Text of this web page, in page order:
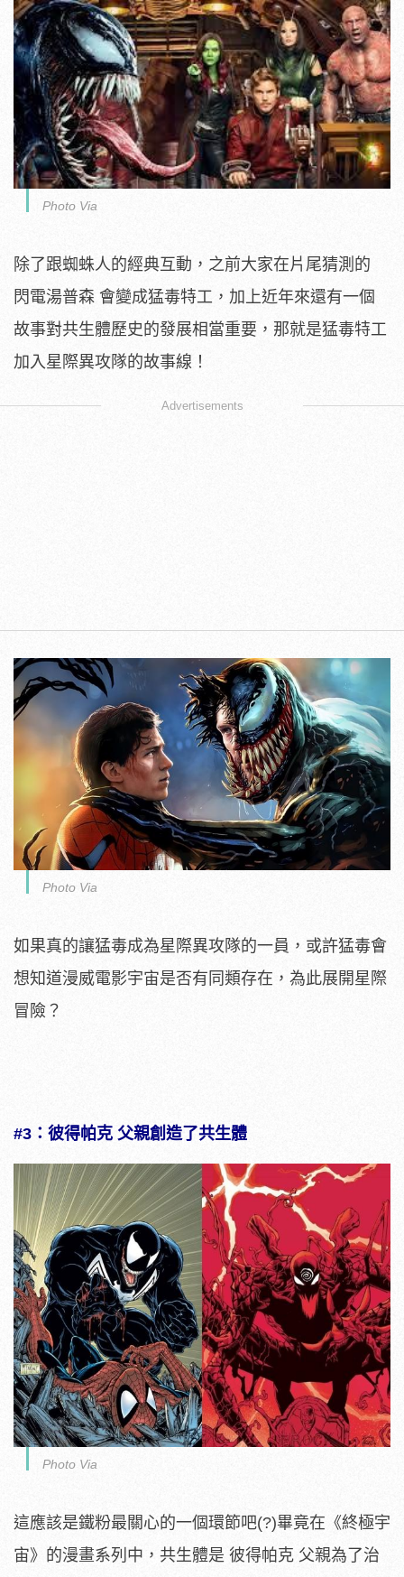
Photo Via
除了跟蜘蛛人的經典互動，之前大家在片尾猜測的
閃電湯普森 會變成猛毒特工，加上近年來還有一個
故事對共生體歷史的發展相當重要，那就是猛毒特工
加入星際異攻隊的故事線！
Advertisements
Photo Via
如果真的讓猛毒成為星際異攻隊的一員，或許猛毒會
想知道漫威電影宇宙是否有同類存在，為此展開星際
冒險？
#3：彼得帕克 父親創造了共生體
Photo Via
這應該是鐵粉最關心的一個環節吧(?)畢竟在《終極宇
宙》的漫畫系列中，共生體是 彼得帕克 父親為了治